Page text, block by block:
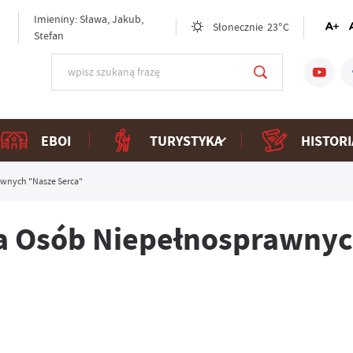
Imieniny: Sława, Jakub,
Stefan
Słonecznie 23°C
EBOI TURYSTYKA
"Nasze Serca"
Osób